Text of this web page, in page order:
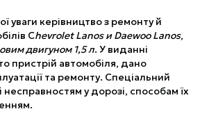
уваги керівництво з ремонту й
Chevrolet Lanos и Daewoo Lanos,
двигуном 1,5 л. У виданні
пристрій автомобіля, дано
та ремонту. Спеціальний
у дорозі, способам їх